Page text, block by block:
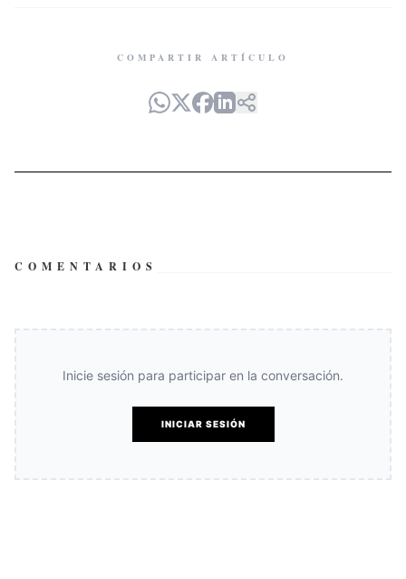
COMPARTIR ARTÍCULO
COMENTARIOS
Inicie sesión para participar en la conversación.
INICIAR SESIÓN